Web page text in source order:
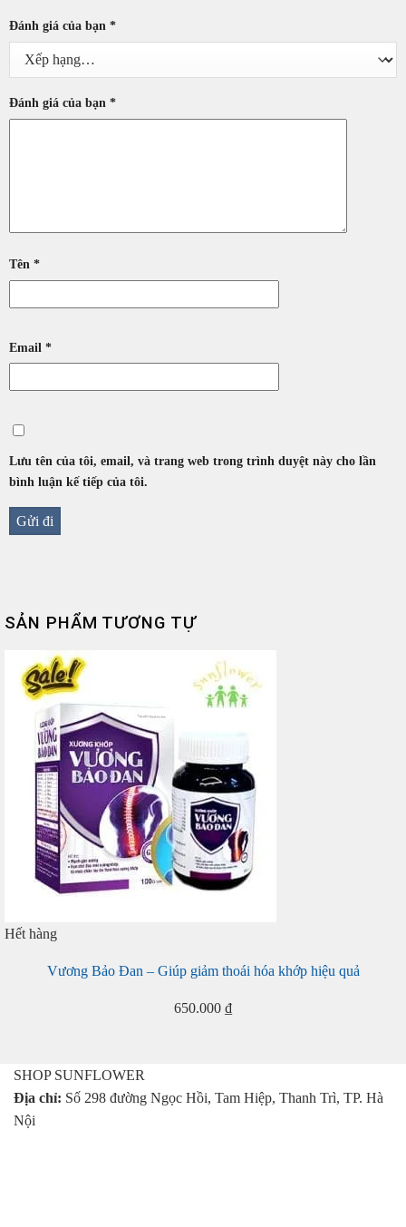
Đánh giá của bạn *
Đánh giá của bạn *
Tên *
Email *
Lưu tên của tôi, email, và trang web trong trình duyệt này cho lần
bình luận kế tiếp của tôi.
SẢN PHẨM TƯƠNG TỰ
Hết hàng
Vương Bảo Đan – Giúp giảm thoái hóa khớp hiệu quả
650.000 ₫
SHOP SUNFLOWER
Địa chỉ: Số 298 đường Ngọc Hồi, Tam Hiệp, Thanh Trì, TP. Hà
Nội